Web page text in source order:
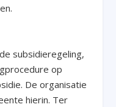
subsidieregeling,
op
De organisatie
hierin. Ter